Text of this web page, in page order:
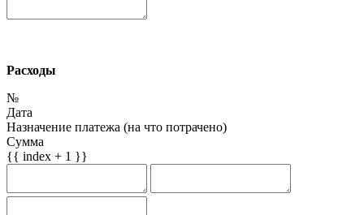
Расходы
№
Дата
Назначение платежа (на что потрачено)
Сумма
{{ index + 1 }}